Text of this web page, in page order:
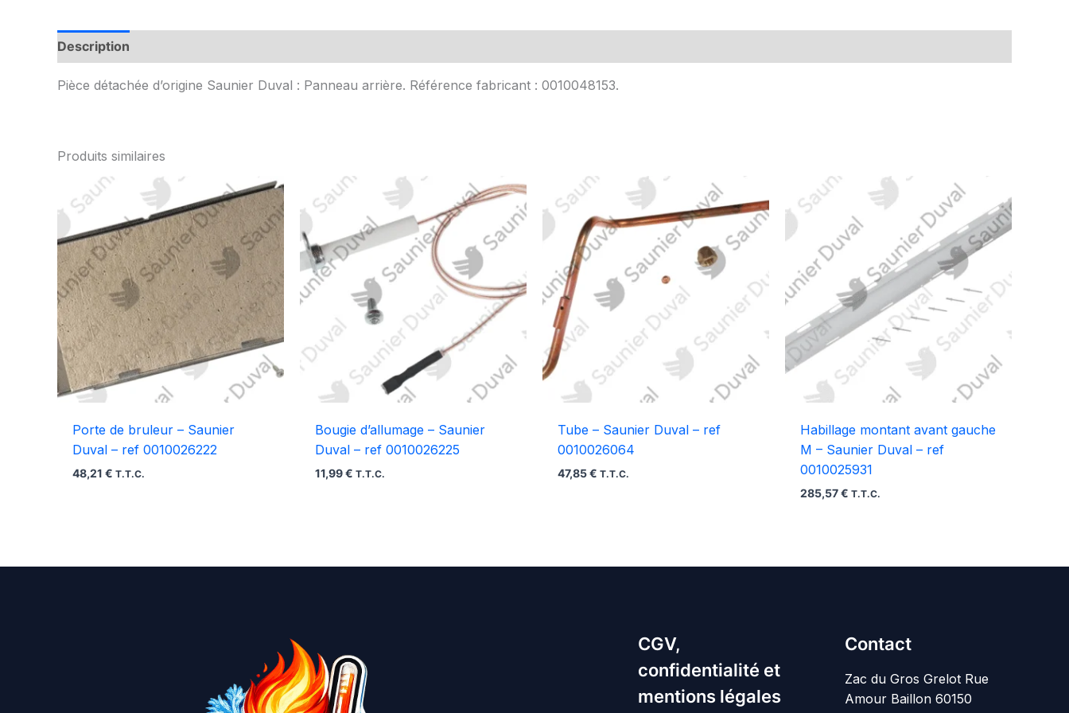
Description
Pièce détachée d’origine Saunier Duval : Panneau arrière. Référence fabricant : 0010048153.
Produits similaires
Porte de bruleur – Saunier
Duval – ref 0010026222
48,21€ T.T.C.
Bougie d’allumage – Saunier
Duval – ref 0010026225
11,99€ T.T.C.
Tube – Saunier Duval – ref
0010026064
47,85€ T.T.C.
Habillage montant avant gauche
M – Saunier Duval – ref
0010025931
285,57€ T.T.C.
CGV,
confidentialité et
mentions légales
Contact
Zac du Gros Grelot Rue
Amour Baillon 60150